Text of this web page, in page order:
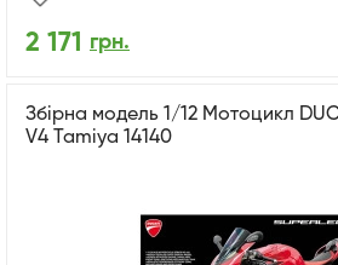
2 171 грн.
Збірна модель 1/12 Мотоцикл
V4 Tamiya 14140